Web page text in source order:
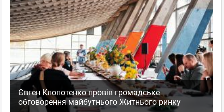
Євген Клопотенко провів громадське
обговорення майбутнього Житнього ринку